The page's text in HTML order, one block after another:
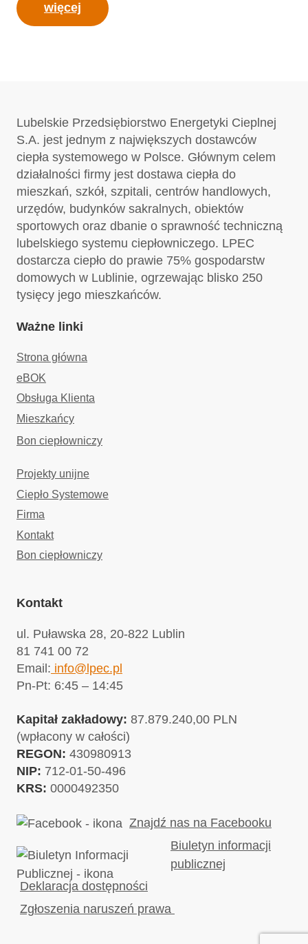
więcej
Lubelskie Przedsiębiorstwo Energetyki Cieplnej
S.A. jest jednym z największych dostawców
ciepła systemowego w Polsce. Głównym celem
działalności firmy jest dostawa ciepła do
mieszkań, szkół, szpitali, centrów handlowych,
urzędów, budynków sakralnych, obiektów
sportowych oraz dbanie o sprawność techniczną
lubelskiego systemu ciepłowniczego. LPEC
dostarcza ciepło do prawie 75% gospodarstw
domowych w Lublinie, ogrzewając blisko 250
tysięcy jego mieszkańców.
Ważne linki
Strona główna
eBOK
Obsługa Klienta
Mieszkańcy
Bon ciepłowniczy
Projekty unijne
Ciepło Systemowe
Firma
Kontakt
Bon ciepłowniczy
Kontakt
ul. Puławska 28, 20-822 Lublin
81 741 00 72
Email: info@lpec.pl
Pn-Pt: 6:45 – 14:45
Kapitał zakładowy: 87.879.240,00 PLN
(wpłacony w całości)
REGON: 430980913
NIP: 712-01-50-496
KRS: 0000492350
Znajdź nas na Facebooku
Biuletyn informacji
publicznej
Deklaracja dostępności
Zgłoszenia naruszeń prawa